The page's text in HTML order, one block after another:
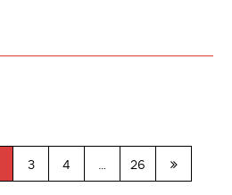
3 4 … 26